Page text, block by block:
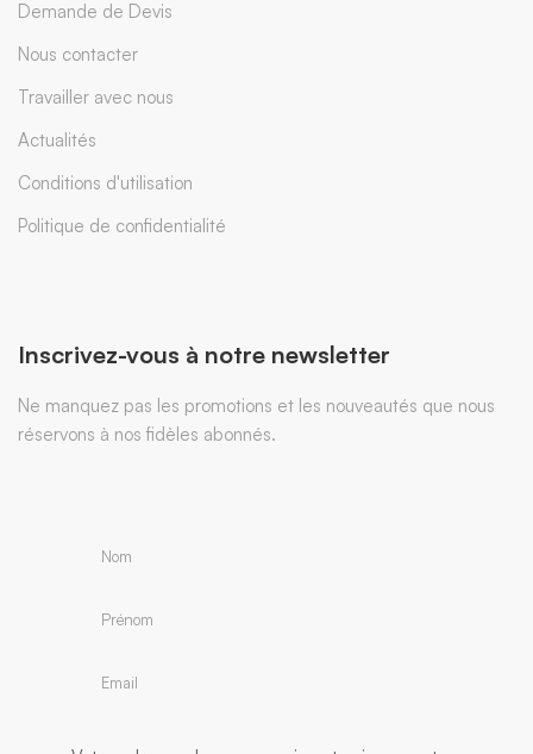
Demande de Devis
Nous contacter
Travailler avec nous
Actualités
Conditions d'utilisation
Politique de confidentialité
Inscrivez-vous à notre newsletter
Ne manquez pas les promotions et les nouveautés que nous
réservons à nos fidèles abonnés.